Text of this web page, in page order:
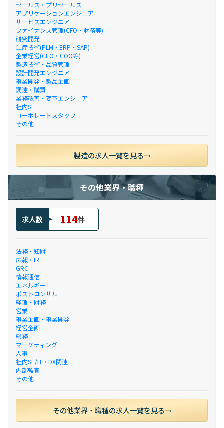
セールス・プリセールス
アプリケーションエンジニア
サービスエンジニア
ファイナンス管理(CFO・財務等)
研究開発
生産技術(PLM・ERP・SAP)
企業経営(CEO・COO等)
製造技術・品質管理
設計開発エンジニア
事業開発・製品企画
調達・購買
業務改善・変革エンジニア
社内SE
コーポレートスタッフ
その他
製造の求人一覧を見る
その他業界・職種
求人数 114件
法務・知財
広報・IR
GRC
情報通信
エネルギー
ポストコンサル
経理・財務
営業
事業企画・事業開発
経営企画
総務
マーケティング
人事
社内SE/IT・DX関連
内部監査
その他
その他業界・職種の求人一覧を見る